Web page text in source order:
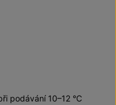
podávání 10–12 °C